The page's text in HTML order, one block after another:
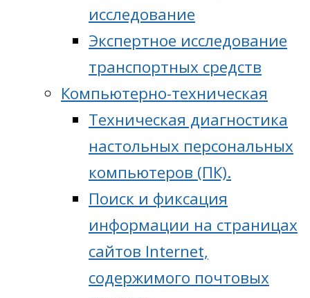
исследование
Экспертное исследование
транспортных средств
Компьютерно-техническая
Техническая диагностика
настольных персональных
компьютеров (ПК).
Поиск и фиксация
информации на страницах
сайтов Internet,
содержимого почтовых